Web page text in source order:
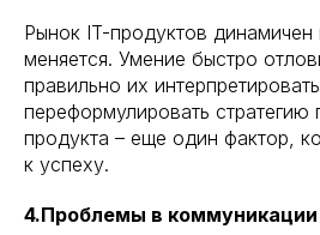
Рынок IT-продуктов динамичен
меняется. Умение быстро
правильно их
переформулировать стратегию
продукта – еще один фактор,
к успеху.
4.Проблемы в